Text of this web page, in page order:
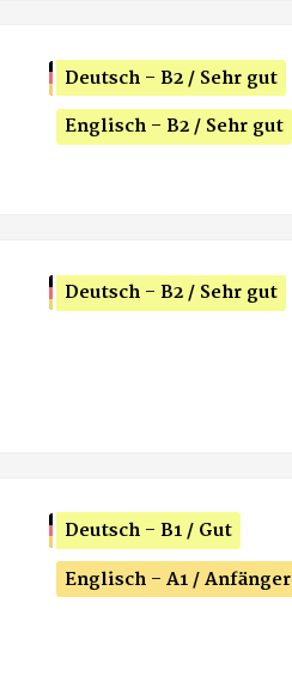
Deutsch - B2 / Sehr gut
Englisch - B2 / Sehr gut
Deutsch - B2 / Sehr gut
Deutsch - B1 / Gut
Englisch - A1 / Anfänger